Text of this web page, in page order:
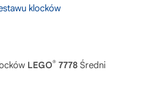
klocków
LEGO® 7778 Średni